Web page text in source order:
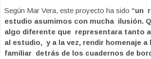
Según Mar Vera, este proyecto ha sido “un
estudio asumimos con mucha ilusión.
algo diferente que representara tanto
al estudio, y a la vez, rendir homenaje
familiar detrás de los cuadernos de